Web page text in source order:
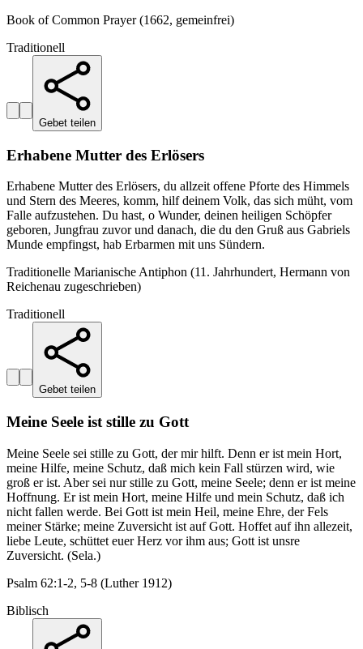
Book of Common Prayer (1662, gemeinfrei)
Traditionell
Gebet teilen
Erhabene Mutter des Erlösers
Erhabene Mutter des Erlösers, du allzeit offene Pforte des Himmels
und Stern des Meeres, komm, hilf deinem Volk, das sich müht, vom
Falle aufzustehen. Du hast, o Wunder, deinen heiligen Schöpfer
geboren, Jungfrau zuvor und danach, die du den Gruß aus Gabriels
Munde empfingst, hab Erbarmen mit uns Sündern.
Traditionelle Marianische Antiphon (11. Jahrhundert, Hermann von
Reichenau zugeschrieben)
Traditionell
Gebet teilen
Meine Seele ist stille zu Gott
Meine Seele sei stille zu Gott, der mir hilft. Denn er ist mein Hort,
meine Hilfe, meine Schutz, daß mich kein Fall stürzen wird, wie
groß er ist. Aber sei nur stille zu Gott, meine Seele; denn er ist meine
Hoffnung. Er ist mein Hort, meine Hilfe und mein Schutz, daß ich
nicht fallen werde. Bei Gott ist mein Heil, meine Ehre, der Fels
meiner Stärke; meine Zuversicht ist auf Gott. Hoffet auf ihn allezeit,
liebe Leute, schüttet euer Herz vor ihm aus; Gott ist unsre
Zuversicht. (Sela.)
Psalm 62:1-2, 5-8 (Luther 1912)
Biblisch